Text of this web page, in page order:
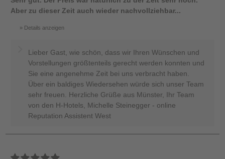
Aber zu dieser Zeit auch wieder nachvollziehbar...
Details anzeigen
Lieber Gast, wie schön, dass wir Ihren Wünschen und
Vorstellungen größtenteils gerecht werden konnten und
Sie eine angenehme Zeit bei uns verbracht haben.
Über ein baldiges Wiedersehen würde sich unser Team
sehr freuen. Herzliche Grüße aus Münster, Ihr Team
von den H-Hotels, Michelle Steinegger - online
Reputation Assistent West